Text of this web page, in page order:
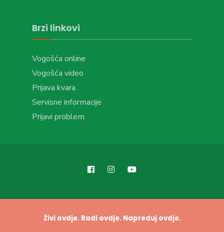
Brzi linkovi
Vogošća online
Vogošća video
Prijava kvara
Servisne informacije
Prijavi problem
Živi ovdje. Radi ovdje. Napreduj ovdje.